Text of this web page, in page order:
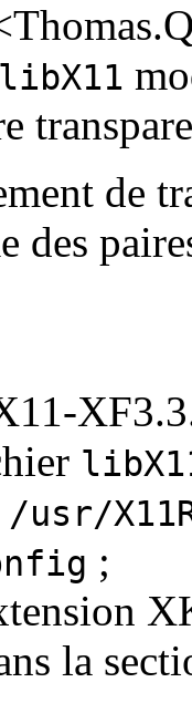
libX11
de
des
/usr/
;
la